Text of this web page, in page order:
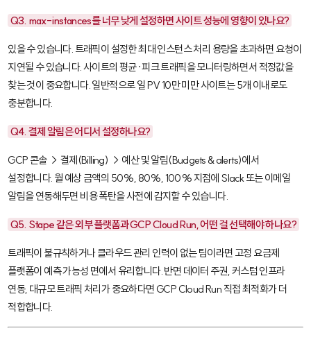
Q3. max-instances를 너무 낮게 설정하면 사이트 성능에 영향이 있나요?
있을 수 있습니다. 트래픽이 설정한 최대 인스턴스 처리 용량을 초과하면 요청이
지연될 수 있습니다. 사이트의 평균·피크 트래픽을 모니터링하면서 적정값을
찾는 것이 중요합니다. 일반적으로 일 PV 10만 미만 사이트는 5개 이내로도
충분합니다.
Q4. 결제 알림은 어디서 설정하나요?
GCP 콘솔 → 결제(Billing) → 예산 및 알림(Budgets & alerts)에서
설정합니다. 월 예상 금액의 50%, 80%, 100% 지점에 Slack 또는 이메일
알림을 연동해두면 비용 폭탄을 사전에 감지할 수 있습니다.
Q5. Stape 같은 외부 플랫폼과 GCP Cloud Run, 어떤 걸 선택해야 하나요?
트래픽이 불규칙하거나 클라우드 관리 인력이 없는 팀이라면 고정 요금제
플랫폼이 예측 가능성 면에서 유리합니다. 반면 데이터 주권, 커스텀 인프라
연동, 대규모 트래픽 처리가 중요하다면 GCP Cloud Run 직접 최적화가 더
적합합니다.